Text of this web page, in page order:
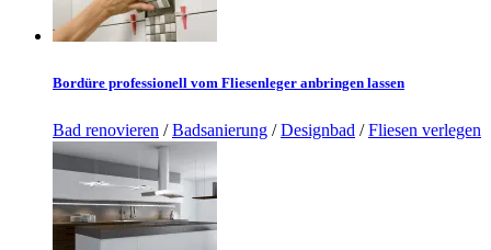
Bordüre professionell vom Fliesenleger anbringen lassen
Bad renovieren /Badsanierung /Designbad /Fliesen verlegen